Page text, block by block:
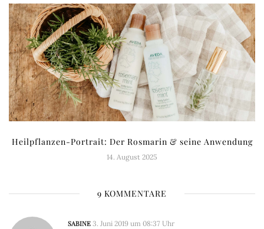
Heilpflanzen-Portrait: Der Rosmarin & seine Anwendung
14. August 2025
9 KOMMENTARE
SABINE 3. Juni 2019 um 08:37 Uhr